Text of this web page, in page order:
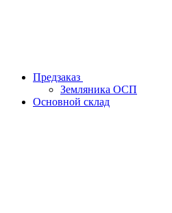
Предзаказ
Земляника ОСП
Основной склад